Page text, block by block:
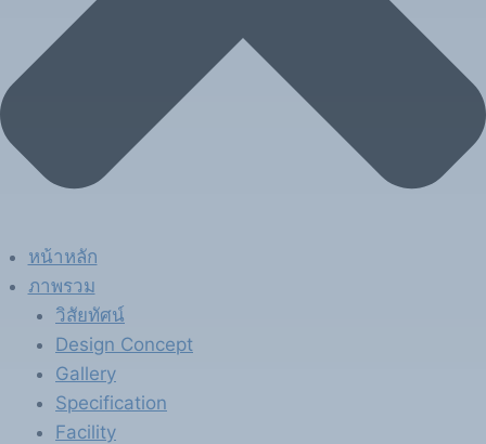
หน้าหลัก
ภาพรวม
วิสัยทัศน์
Design Concept
Gallery
Specification
Facility